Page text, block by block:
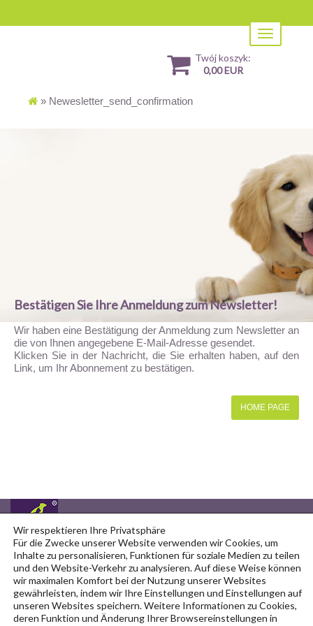
Toggle
navigation
Twój koszyk:
0,00 EUR
» Newesletter_send_confirmation
Bestätigen Sie Ihre Anmeldung zum Newsletter!
Wir haben eine Bestätigung der Anmeldung zum Newsletter an
die von Ihnen angegebene E-Mail-Adresse gesendet.
Klicken Sie in der Nachricht, die Sie erhalten haben, auf den
Link, um Ihr Abonnement zu bestätigen.
HOME PAGE
Datenschutz
Impressum
AGB
Kontakt
Wir respektieren Ihre Privatsphäre
Für die Zwecke unserer Website verwenden wir Cookies, um
Inhalte zu personalisieren, Funktionen für soziale Medien zu teilen
und den Website-Verkehr zu analysieren. Auf diese Weise können
wir maximalen Komfort bei der Nutzung unserer Websites
gewährleisten, indem wir Ihre Einstellungen und Einstellungen auf
unseren Websites speichern. Weitere Informationen zu Cookies,
deren Funktion und Änderung Ihrer Browsereinstellungen in